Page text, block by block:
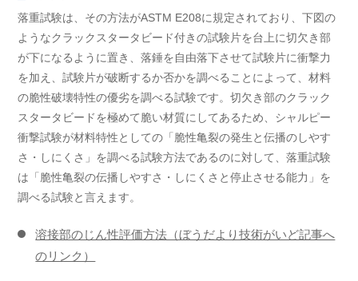
落重試験は、その方法がASTM E208に規定されており、下図の
ようなクラックスタータビード付きの試験片を台上に切欠き部
が下になるように置き、落錘を自由落下させて試験片に衝撃力
を加え、試験片が破断するか否かを調べることによって、材料
の脆性破壊特性の優劣を調べる試験です。切欠き部のクラック
スタータビードを極めて脆い材質にしてあるため、シャルピー
衝撃試験が材料特性としての「脆性亀裂の発生と伝播のしやす
さ・しにくさ」を調べる試験方法であるのに対して、落重試験
は「脆性亀裂の伝播しやすさ・しにくさと停止させる能力」を
調べる試験と言えます。
溶接部のじん性評価方法（ぼうだより技術がいど記事へ
のリンク）